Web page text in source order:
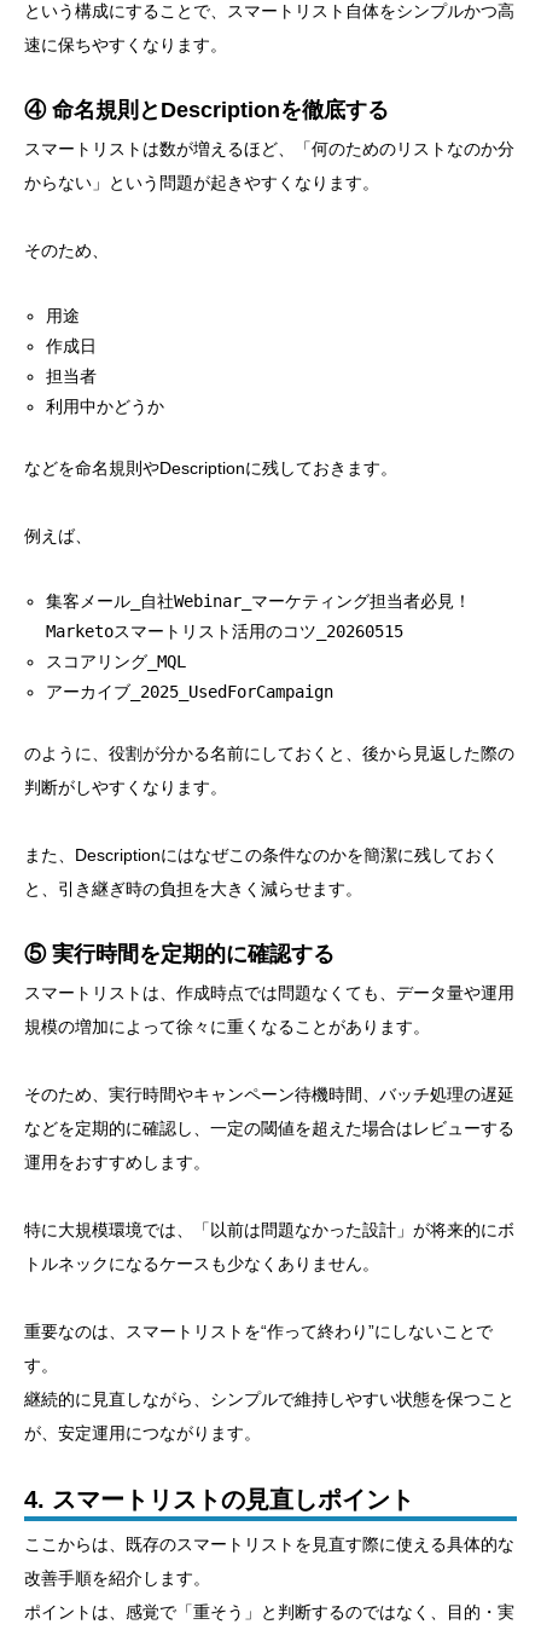
という構成にすることで、スマートリスト自体をシンプルかつ高
速に保ちやすくなります。
④ 命名規則とDescriptionを徹底する
スマートリストは数が増えるほど、「何のためのリストなのか分
からない」という問題が起きやすくなります。
そのため、
用途
作成日
担当者
利用中かどうか
などを命名規則やDescriptionに残しておきます。
例えば、
集客メール_自社Webinar_マーケティング担当者必見！
Marketoスマートリスト活用のコツ_20260515
スコアリング_MQL
アーカイブ_2025_UsedForCampaign
のように、役割が分かる名前にしておくと、後から見返した際の
判断がしやすくなります。
また、Descriptionにはなぜこの条件なのかを簡潔に残しておく
と、引き継ぎ時の負担を大きく減らせます。
⑤ 実行時間を定期的に確認する
スマートリストは、作成時点では問題なくても、データ量や運用
規模の増加によって徐々に重くなることがあります。
そのため、実行時間やキャンペーン待機時間、バッチ処理の遅延
などを定期的に確認し、一定の閾値を超えた場合はレビューする
運用をおすすめします。
特に大規模環境では、「以前は問題なかった設計」が将来的にボ
トルネックになるケースも少なくありません。
重要なのは、スマートリストを“作って終わり”にしないことで
す。
継続的に見直しながら、シンプルで維持しやすい状態を保つこと
が、安定運用につながります。
4. スマートリストの見直しポイント
ここからは、既存のスマートリストを見直す際に使える具体的な
改善手順を紹介します。
ポイントは、感覚で「重そう」と判断するのではなく、目的・実